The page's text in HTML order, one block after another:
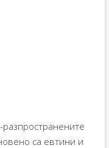
са евтини и